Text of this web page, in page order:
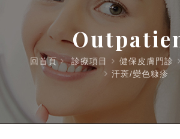
回首頁 診療項目 健保皮膚門診
汗斑/變色糠疹